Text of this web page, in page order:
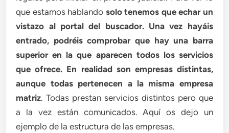
que estamos hablando solo tenemos que echar un
vistazo al portal del buscador. Una vez hayáis
entrado, podréis comprobar que hay una barra
superior en la que aparecen todos los servicios
que ofrece. En realidad son empresas distintas,
aunque todas pertenecen a la misma empresa
matriz. Todas prestan servicios distintos pero que
a la vez están comunicados. Aquí os dejo un
ejemplo de la estructura de las empresas.